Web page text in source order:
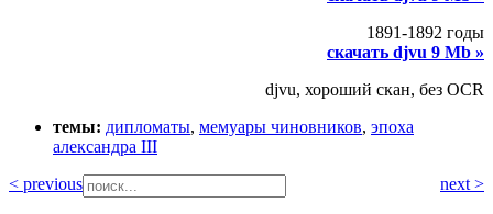
1891-1892 годы
скачать djvu 9 Mb »
djvu, хороший скан, без OCR
темы: дипломаты, мемуары чиновников, эпоха
александра III
< previous
next >